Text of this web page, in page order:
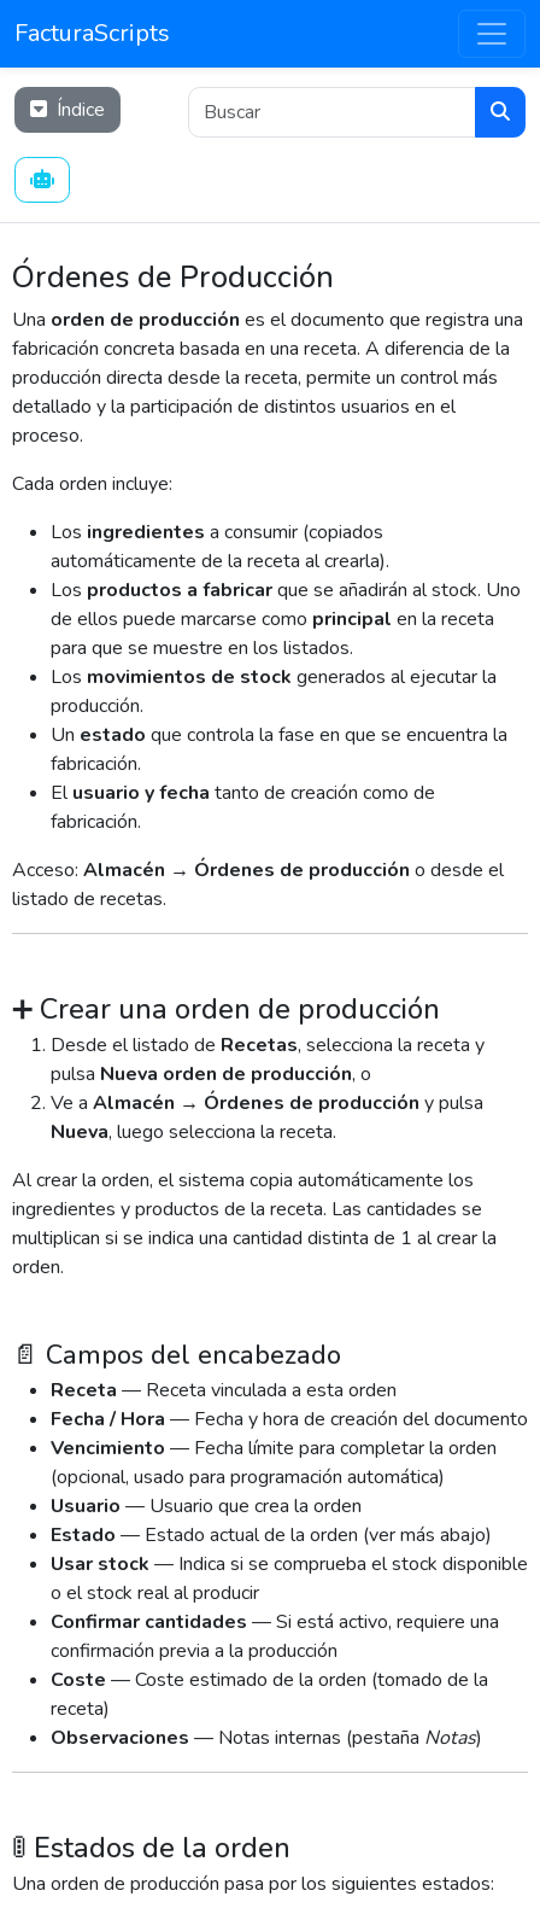
FacturaScripts
Índice
Órdenes de Producción
Una orden de producción es el documento que registra una
fabricación concreta basada en una receta. A diferencia de la
producción directa desde la receta, permite un control más
detallado y la participación de distintos usuarios en el
proceso.
Cada orden incluye:
Los ingredientes a consumir (copiados
automáticamente de la receta al crearla).
Los productos a fabricarque se añadirán al stock. Uno
de ellos puede marcarse como principal en la receta
para que se muestre en los listados.
Los movimientos de stock generados al ejecutar la
producción.
Un estado que controla la fase en que se encuentra la
fabricación.
Elusuario y fecha tanto de creación como de
fabricación.
Acceso: Almacén → Órdenes de producción o desde el
listado de recetas.
➕ Crear una orden de producción
Desde el listado de Recetas, selecciona la receta y
pulsa Nueva orden de producción, o
Ve a Almacén → Órdenes de producción y pulsa
Nueva, luego selecciona la receta.
Al crear la orden, el sistema copia automáticamente los
ingredientes y productos de la receta. Las cantidades se
multiplican si se indica una cantidad distinta de 1 al crear la
orden.
📄 Campos del encabezado
Receta — Receta vinculada a esta orden
Fecha / Hora — Fecha y hora de creación del documento
Vencimiento — Fecha límite para completar la orden
(opcional, usado para programación automática)
Usuario — Usuario que crea la orden
Estado — Estado actual de la orden (ver más abajo)
Usar stock — Indica si se comprueba el stock disponible
o el stock real al producir
Confirmar cantidades — Si está activo, requiere una
confirmación previa a la producción
Coste — Coste estimado de la orden (tomado de la
receta)
Observaciones — Notas internas (pestaña Notas)
🚦 Estados de la orden
Una orden de producción pasa por los siguientes estados: